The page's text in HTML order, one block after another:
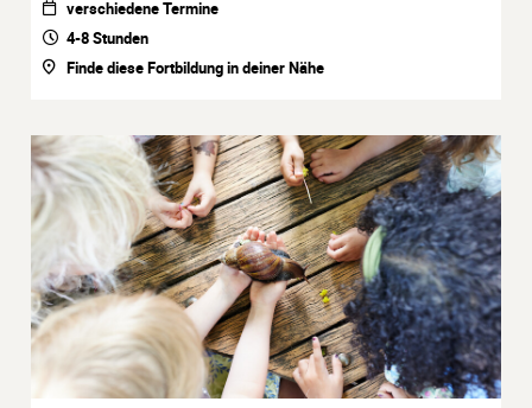
verschiedene Termine
4-8 Stunden
Finde diese Fortbildung in deiner Nähe